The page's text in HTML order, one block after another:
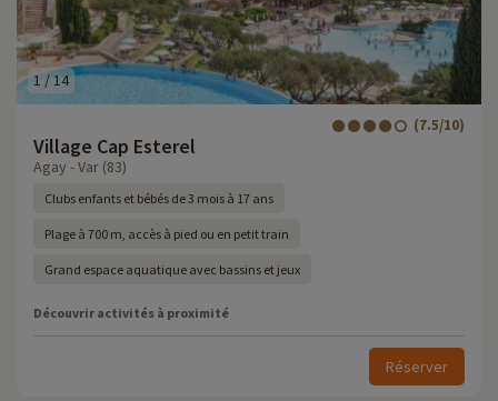
1 /14
Village Cap Esterel
(7.5/10)
Agay - Var (83)
Clubs enfants et bébés de 3 mois à 17 ans
Plage à 700 m, accès à pied ou en petit train
Grand espace aquatique avec bassins et jeux
Découvrir activités à proximité
Réserver